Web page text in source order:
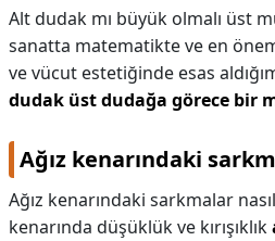
Alt dudak mı büyük olmalı üst
sanatta matematikte ve en
ve vücut estetiğinde esas
dudak üst dudağa görece bir
Ağız kenarındaki
Ağız kenarındaki sarkmalar
kenarında düşüklük ve kırışıklık